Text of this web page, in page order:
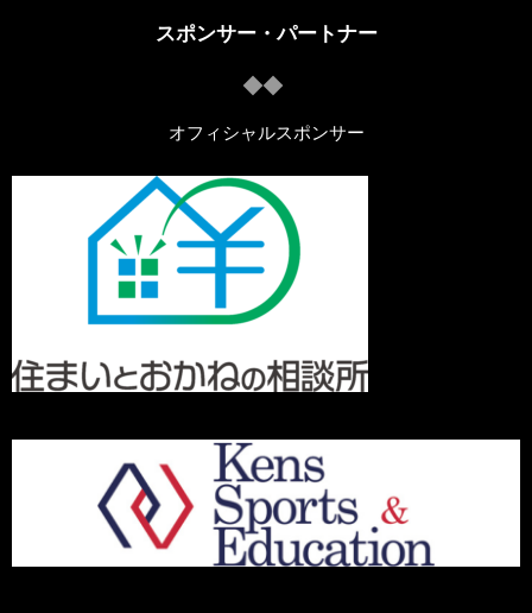
スポンサー・パートナー
オフィシャルスポンサー